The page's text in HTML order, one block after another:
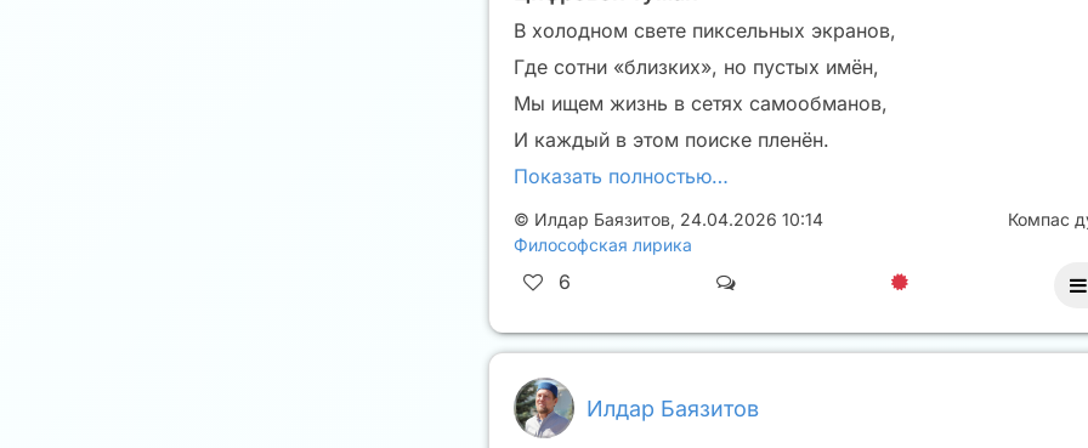
В холодном свете пиксельных экранов,
Где сотни «близких», но пустых имён,
Мы ищем жизнь в сетях самообманов,
И каждый в этом поиске пленён.
Показать полностью…
© Илдар Баязитов, 24.04.2026 10:14
Философская лирика
Компас
6
Илдар Баязитов